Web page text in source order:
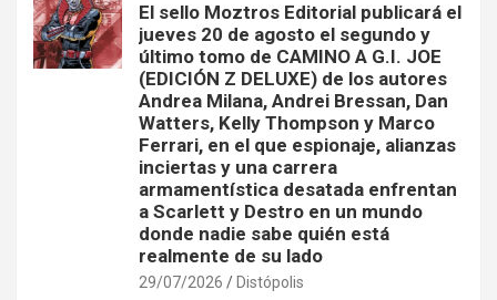
El sello Moztros Editorial publicará el
jueves 20 de agosto el segundo y
último tomo de CAMINO A G.I. JOE
(EDICIÓN Z DELUXE) de los autores
Andrea Milana, Andrei Bressan, Dan
Watters, Kelly Thompson y Marco
Ferrari, en el que espionaje, alianzas
inciertas y una carrera
armamentística desatada enfrentan
a Scarlett y Destro en un mundo
donde nadie sabe quién está
realmente de su lado
29/07/2026 Distópolis